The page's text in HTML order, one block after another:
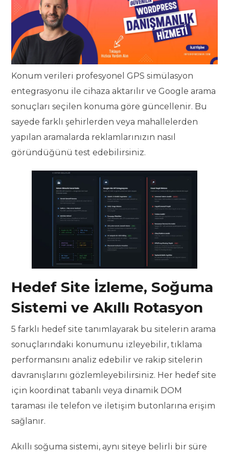
Konum verileri profesyonel GPS simülasyon
entegrasyonu ile cihaza aktarılır ve Google arama
sonuçları seçilen konuma göre güncellenir. Bu
sayede farklı şehirlerden veya mahallelerden
yapılan aramalarda reklamlarınızın nasıl
göründüğünü test edebilirsiniz.
Hedef Site İzleme, Soğuma
Sistemi ve Akıllı Rotasyon
5 farklı hedef site tanımlayarak bu sitelerin arama
sonuçlarındaki konumunu izleyebilir, tıklama
performansını analiz edebilir ve rakip sitelerin
davranışlarını gözlemleyebilirsiniz. Her hedef site
için koordinat tabanlı veya dinamik DOM
taraması ile telefon ve iletişim butonlarına erişim
sağlanır.
Akıllı soğuma sistemi, aynı siteye belirli bir süre